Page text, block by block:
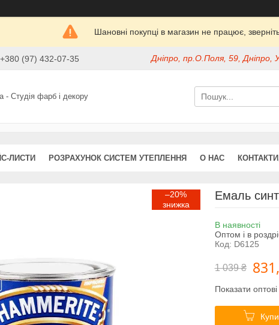
Шановні покупці в магазин не працює,
+380 (97) 432-07-35 Дніпро, пр.О.Поля, 59, Дніпро,
- Студія фарб і декору
ЛИСТИ РОЗРАХУНОК СИСТЕМ УТЕПЛЕННЯ О НАС КОНТАКТИ,
–20% Емаль
В наявності
Оптом і в
Код: D6125
1 039 ₴
Показати оптові